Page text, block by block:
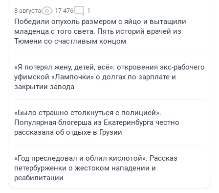
8 августа 17 476 1
Победили опухоль размером с яйцо и вытащили
младенца с того света. Пять историй врачей из
Тюмени со счастливым концом
«Я потерял жену, детей, всё»: откровения экс-рабочего
уфимской «Лампочки» о долгах по зарплате и
закрытии завода
«Было страшно столкнуться с полицией».
Популярная блогерша из Екатеринбурга честно
рассказала об отдыхе в Грузии
«Год преследовал и облил кислотой». Рассказ
петербурженки о жестоком нападении и
реабилитации